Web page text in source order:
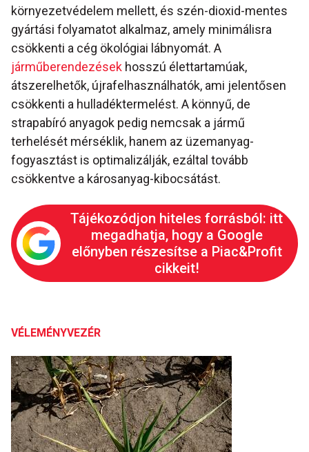
környezetvédelem mellett, és szén-dioxid-mentes
gyártási folyamatot alkalmaz, amely minimálisra
csökkenti a cég ökológiai lábnyomát. A
járműberendezések hosszú élettartamúak,
átszerelhetők, újrafelhasználhatók, ami jelentősen
csökkenti a hulladéktermelést. A könnyű, de
strapabíró anyagok pedig nemcsak a jármű
terhelését mérséklik, hanem az üzemanyag-
fogyasztást is optimalizálják, ezáltal tovább
csökkentve a károsanyag-kibocsátást.
Tájékozódjon hiteles forrásból: itt
megadhatja, hogy a Google
előnyben részesítse a Piac&Profit
cikkeit!
VÉLEMÉNYVEZÉR